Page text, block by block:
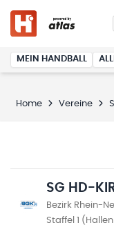
MEIN HANDBALL
Home Vereine
SG HD-
Bezirk Rhein-
Staffel 1